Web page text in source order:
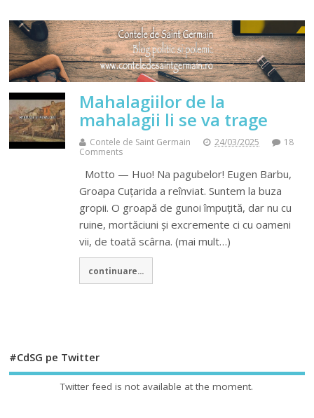
Mahalagiilor de la
mahalagii li se va trage
Contele de Saint Germain 24/03/2025
18
Comments
Motto — Huo! Na pagubelor! Eugen Barbu,
Groapa Cuţarida a reînviat. Suntem la buza
gropii. O groapă de gunoi împuţită, dar nu cu
ruine, mortăciuni şi excremente ci cu oameni
vii, de toată scârna. (mai mult…)
continuare...
#CdSG pe Twitter
Twitter feed is not available at the moment.